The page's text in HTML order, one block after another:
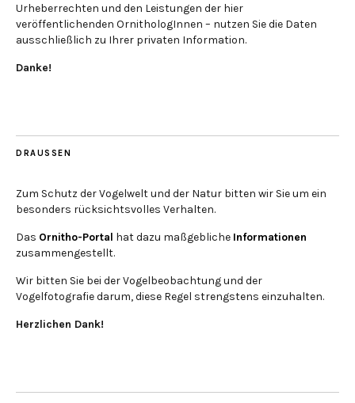
Urheberrechten und den Leistungen der hier
veröffentlichenden OrnithologInnen – nutzen Sie die Daten
ausschließlich zu Ihrer privaten Information.
Danke!
DRAUSSEN
Zum Schutz der Vogelwelt und der Natur bitten wir Sie um ein
besonders rücksichtsvolles Verhalten.
Das Ornitho-Portal hat dazu maßgebliche Informationen
zusammengestellt.
Wir bitten Sie bei der Vogelbeobachtung und der
Vogelfotografie darum, diese Regel strengstens einzuhalten.
Herzlichen Dank!